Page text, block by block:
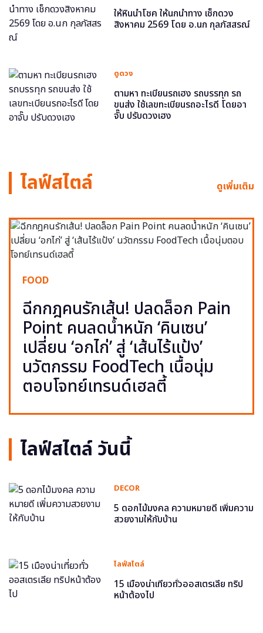
ให้หินนำโชค ให้นกนำทาง เช็กดวง
สิงหาคม 2569 โดย อ.นก กุลภัสสรณ์
ดูดวง
ตามหา ทะเบียนรถเฮง รถบรรทุก รถ
ขนส่ง ใช้เลขทะเบียนรถอะไรดี โดยอา
จั๊บ ปรับดวงเฮง
ไลฟ์สไตล์ ดูเพิ่มเติม
FOOD
ฉีกกฎคนรักเส้น! ปลดล็อก Pain
Point คนลดน้ำหนัก ‘คินเซน’
เปลี่ยน ‘อกไก่’ สู่ ‘เส้นไร้แป้ง’
นวัตกรรม FoodTech เนื้อนุ่ม
ตอบโจทย์เทรนด์เฮลตี้
ไลฟ์สไตล์ วันนี้
DECOR
5 ดอกไม้มงคล ความหมายดี เพิ่มความ
สวยงามให้กับบ้าน
ไลฟ์สไตล์
15 เมืองน่าเที่ยวทั่วออสเตรเลีย ทริป
หน้าต้องไป